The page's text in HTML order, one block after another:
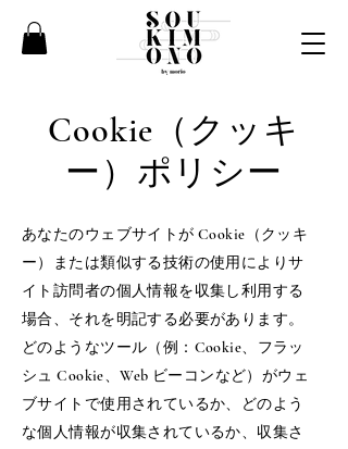
Cookie（クッキ
ー）ポリシー
あなたのウェブサイトが Cookie（クッキ
ー）または類似する技術の使用によりサ
イト訪問者の個人情報を収集し利用する
場合、それを明記する必要があります。
どのようなツール（例：Cookie、フラッ
シュ Cookie、Web ビーコンなど）がウェ
ブサイトで使用されているか、どのよう
な個人情報が収集されているか、収集さ